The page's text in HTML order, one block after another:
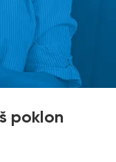
poklon